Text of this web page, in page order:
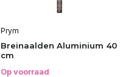
Prym
Breinaalden Aluminium 40
cm
Op voorraad